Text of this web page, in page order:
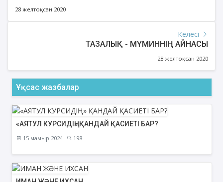
28 желтоқсан 2020
Келесі
ТАЗАЛЫҚ - МҮМИННІҢ АЙНАСЫ
28 желтоқсан 2020
Ұқсас жазбалар
«АЯТУЛ КУРСИДІҢ» ҚАНДАЙ ҚАСИЕТІ БАР?
15 мамыр 2024 198